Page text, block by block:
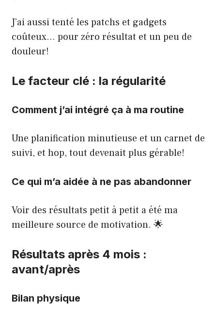
J’ai aussi tenté les patchs et gadgets
coûteux… pour zéro résultat et un peu de
douleur!
Le facteur clé : la régularité
Comment j’ai intégré ça à ma routine
Une planification minutieuse et un carnet de
suivi, et hop, tout devenait plus gérable!
Ce qui m’a aidée à ne pas abandonner
Voir des résultats petit à petit a été ma
meilleure source de motivation. 🌟
Résultats après 4 mois :
avant/après
Bilan physique